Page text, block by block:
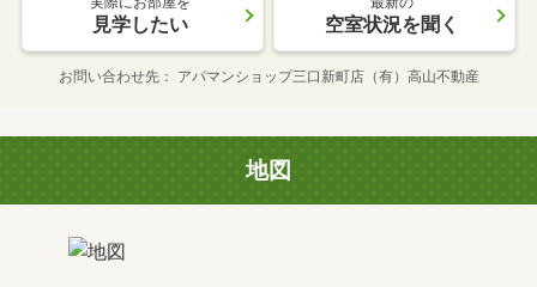
見学したい 空室状況を聞く
お問い合わせ先 アパマンショップ三口新町店（有）高山不動産
地図